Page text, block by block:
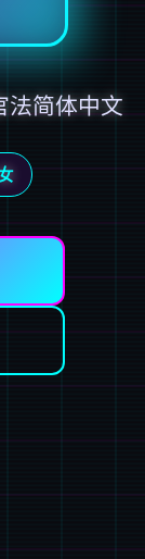
法简体中文